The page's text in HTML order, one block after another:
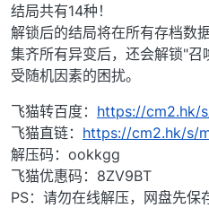
结局共有14种！
解锁后的结局将在所有存档数
集齐所有异变后，还会解锁"
受随机因素的困扰。
飞猫转百度： https://cm2.hk/
飞猫直链： https://cm2.hk/s/
解压码：ookkgg
飞猫优惠码：8ZV9BT
PS：请勿在线解压，网盘先